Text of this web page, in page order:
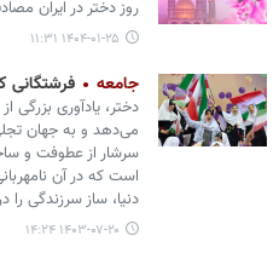
روز دختر در ایران
۱۴۰۴-۰۱-۲۵ ۱۱:۳۱
جامعه فرشتگانی
دختر، یادآوری
می‌دهد و به جهان
سرشار از عطوفت و
است که در آن
دنیا، ساز سرزندگی
۱۴۰۳-۰۷-۲۰ ۱۴:۲۴